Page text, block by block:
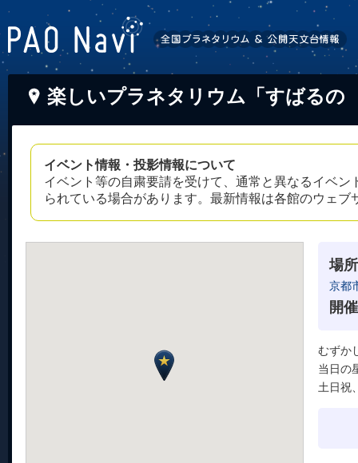
楽しいプラネタリウム「すばる
イベント情報・投影情報について
イベント等の自粛要請を受けて、通常と異なるイベ
られている場合があります。最新情報は各館のウェ
場所
京都
開
むずか
当日の
土日祝